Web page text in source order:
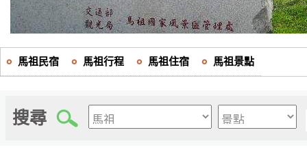
馬祖民宿 馬祖行程 馬祖住宿 馬祖景點
搜尋